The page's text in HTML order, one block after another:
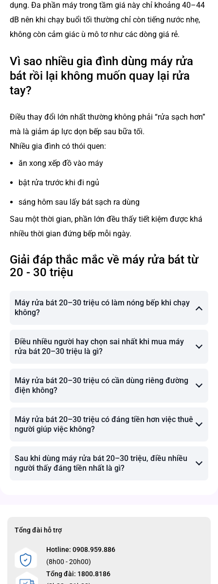
dụng. Đa phần máy trong tầm giá này chỉ khoảng 40–44
dB nên khi chạy buổi tối thường chỉ còn tiếng nước nhẹ,
không còn cảm giác ù mô tơ như các dòng giá rẻ.
Vì sao nhiều gia đình dùng máy rửa
bát rồi lại không muốn quay lại rửa
tay?
Điều thay đổi lớn nhất thường không phải “rửa sạch hơn”
mà là giảm áp lực dọn bếp sau bữa tối.
Nhiều gia đình có thói quen:
ăn xong xếp đồ vào máy
bật rửa trước khi đi ngủ
sáng hôm sau lấy bát sạch ra dùng
Sau một thời gian, phần lớn đều thấy tiết kiệm được khá
nhiều thời gian đứng bếp mỗi ngày.
Giải đáp thắc mắc về máy rửa bát từ
20 - 30 triệu
Máy rửa bát 20–30 triệu có làm nóng bếp khi chạy
không?
Điều nhiều người hay chọn sai nhất khi mua máy
rửa bát 20–30 triệu là gì?
Máy rửa bát 20–30 triệu có cần dùng riêng đường
điện không?
Máy rửa bát 20–30 triệu có đáng tiền hơn việc thuê
người giúp việc không?
Sau khi dùng máy rửa bát 20–30 triệu, điều nhiều
người thấy đáng tiền nhất là gì?
Tổng đài hỗ trợ
Hotline: 0908.959.886
(8h00 - 20h00)
Tổng đài: 1800.8186